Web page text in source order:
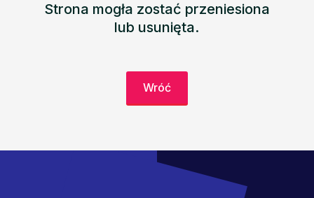
Strona mogła zostać przeniesiona
lub usunięta.
Wróć